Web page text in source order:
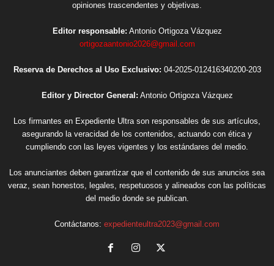
opiniones trascendentes y objetivas.
Editor responsable: Antonio Ortigoza Vázquez
ortigozaantonio2026@gmail.com
Reserva de Derechos al Uso Exclusivo: 04-2025-012416340200-203
Editor y Director General: Antonio Ortigoza Vázquez
Los firmantes en Expediente Ultra son responsables de sus artículos,
asegurando la veracidad de los contenidos, actuando con ética y
cumpliendo con las leyes vigentes y los estándares del medio.
Los anunciantes deben garantizar que el contenido de sus anuncios sea
veraz, sean honestos, legales, respetuosos y alineados con las políticas
del medio donde se publican.
Contáctanos: expedienteultra2023@gmail.com